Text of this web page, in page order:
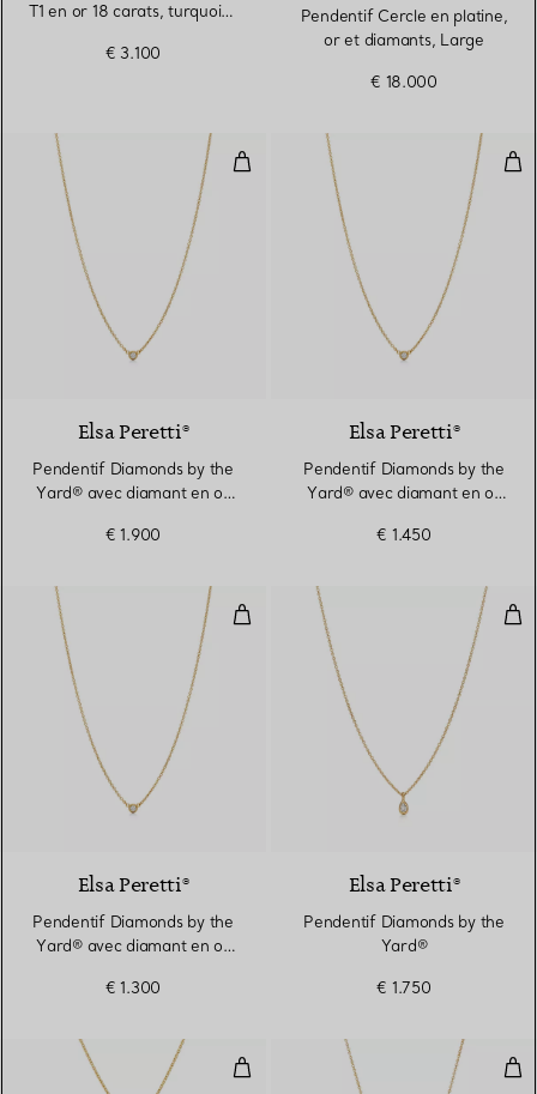
T1 en or 18 carats, turquoise
€ 3.100
Pendentif Cercle en platine,
or et diamants, Large
€ 18.000
Pendentif Diamonds by the
2 Matériaux
Elsa Peretti®
Pendentif Diamonds by the
Yard® avec diamant en or
€ 1.900
Elsa Peretti®
Pendentif Diamonds by the
Yard® avec diamant en or
€ 1.450
Pendentif Diamonds by the
2 Matériaux
Elsa Peretti®
Pendentif Diamonds by the
Yard® avec diamant en or
€ 1.300
Elsa Peretti®
Pendentif Diamonds by the
Yard®
€ 1.750
Diamonds by The Yard® Sautoir